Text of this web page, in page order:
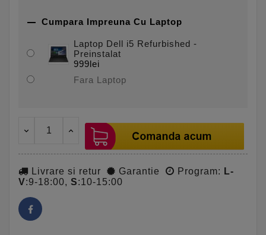
 Cumpara Impreuna Cu Laptop
Laptop Dell i5 Refurbished -
Preinstalat
999lei
Fara Laptop
Livrare si retur Garantie Program: L-
V:9-18:00, S:10-15:00